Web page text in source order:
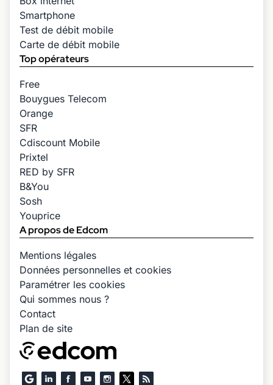
Smartphone
Test de débit mobile
Carte de débit mobile
Top opérateurs
Free
Bouygues Telecom
Orange
SFR
Cdiscount Mobile
Prixtel
RED by SFR
B&You
Sosh
Youprice
A propos de Edcom
Mentions légales
Données personnelles et cookies
Paramétrer les cookies
Qui sommes nous ?
Contact
Plan de site